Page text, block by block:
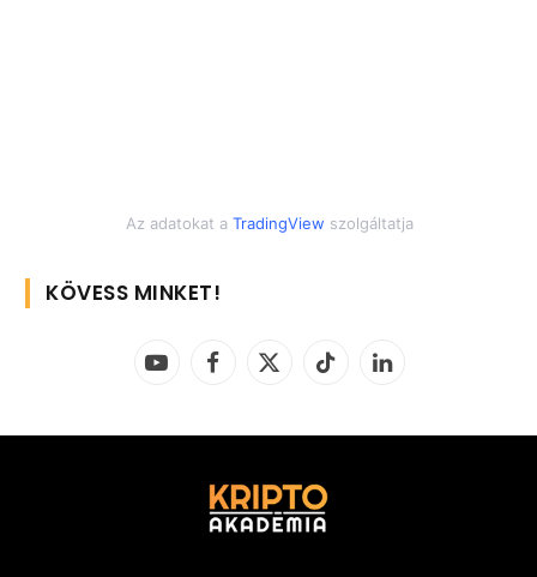
Az adatokat a TradingView szolgáltatja
KÖVESS MINKET!
YouTubeFacebook
X
TikTok LinkedIn